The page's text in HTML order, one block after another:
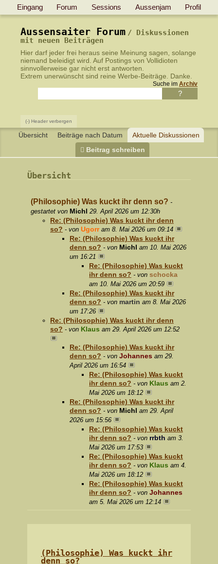
Eingang Forum Sessions Aussenjam Profil
Aussensaiter Forum
Diskussionen
mit neuen Beiträgen
Hier darf jeder frei heraus seine Meinung sagen, solange
niemand beleidigt wird. Auf Postings von Vollidioten
sinnvollerweise gar nicht erst antworten
Extrem unerwünscht sind reine Werbe-Beiträge. Danke.
Suche im Archiv
(-) Header verbergen
Übersicht Beiträge nach Datum
Aktuelle Diskussionen
Beitrag schreiben
Übersicht
(Philosophie) Was kuckt ihr denn so? -
gestartet von Michl 29. April 2026 um 12:30h
Re: (Philosophie) Was kuckt ihr denn
so? - von Ugorr am 8. Mai 2026 um 09:14
Re: (Philosophie) Was kuckt ihr
denn so? - von Michl am 10. Mai 2026
um 16:21
Re: (Philosophie) Was kuckt
ihr denn so? - von schocka
am 10. Mai 2026 um 20:59
Re: (Philosophie) Was kuckt ihr
denn so? - von martin am 8. Mai 2026
um 17:26
Re: (Philosophie) Was kuckt ihr denn
so? - von Klaus am 29. April 2026 um 12:52
Re: (Philosophie) Was kuckt ihr
denn so? - von Johannes am 29.
April 2026 um 16:54
Re: (Philosophie) Was kuckt
ihr denn so? - von Klaus am 2.
Mai 2026 um 18:12
Re: (Philosophie) Was kuckt ihr
denn so? - von Michl am 29. April
2026 um 15:56
Re: (Philosophie) Was kuckt
ihr denn so? - von rrbth am 3.
Mai 2026 um 17:53
Re: (Philosophie) Was kuckt
ihr denn so? - von Klaus am 4.
Mai 2026 um 18:12
Re: (Philosophie) Was kuckt
ihr denn so? - von Johannes
am 5. Mai 2026 um 12:14
(Philosophie) Was kuckt ihr
denn so?